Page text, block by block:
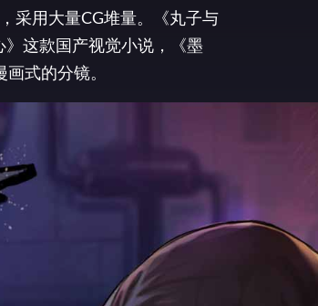
采用大量CG堆量。《丸子与
这款国产视觉小说，《墨
式的分镜。